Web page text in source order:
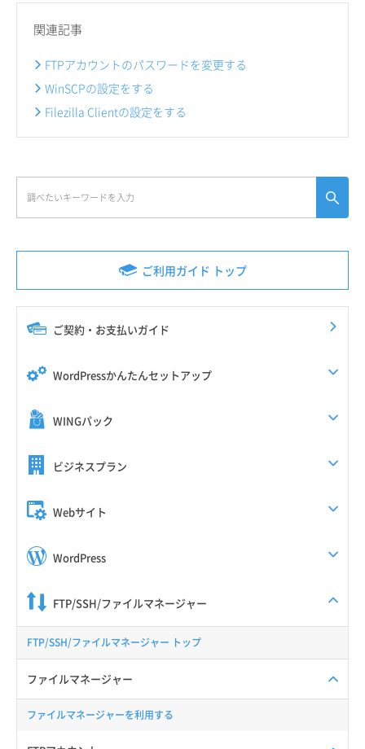
ご利用ガイド トップ
ご契約・お支払いガイド
WordPressかんたんセットアップ
WINGパック
ビジネスプラン
Webサイト
WordPress
FTP/SSH/ファイルマネージャー
FTP/SSH/ファイルマネージャー トップ
ファイルマネージャー
ファイルマネージャーを利用する
関連記事
FTPアカウントのパスワードを変更する
WinSCPの設定をする
Filezilla Clientの設定をする